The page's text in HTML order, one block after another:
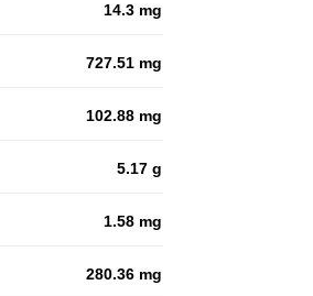
14.3 mg
727.51 mg
102.88 mg
5.17 g
1.58 mg
280.36 mg